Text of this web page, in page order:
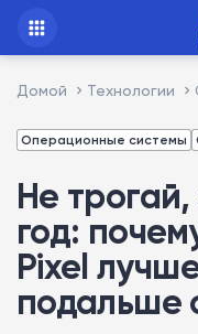
Домой Технологии
Операционные системы
Не
год:
Pixel
подальше